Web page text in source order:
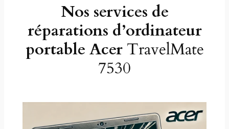
Nos services de
réparations d’ordinateur
portable AcerTravelMate
7530